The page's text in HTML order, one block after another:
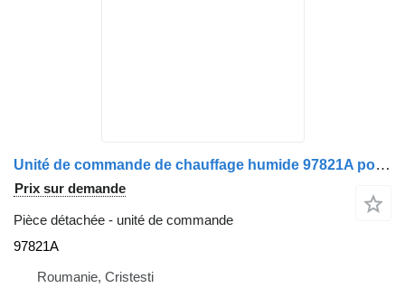
Unité de commande de chauffage humide 97821A pour camion Valeo SG 1572 D
Prix sur demande
Pièce détachée - unité de commande
97821A
Roumanie, Cristesti